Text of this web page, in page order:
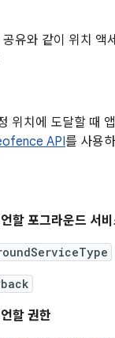
유와 같이 위치 액
위치에 도달할 때
API를 사용
할 포그라운드 서
할 권한